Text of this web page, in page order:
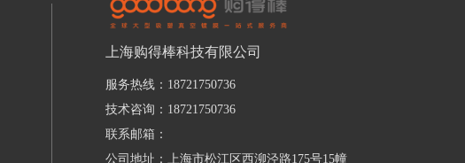
上海购得棒科技有限公司
服务热线：18721750736
技术咨询：18721750736
联系邮箱：
公司地址：上海市松江区西泖泾路175号15幢